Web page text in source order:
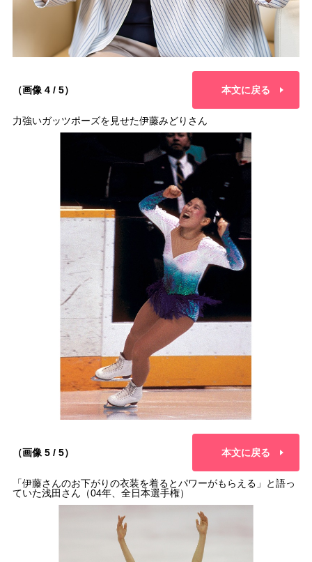
（画像 4 / 5） 本文に戻る
力強いガッツポーズを見せた伊藤みどりさん
（画像 5 / 5） 本文に戻る
「伊藤さんのお下がりの衣装を着るとパワーがもらえる」と語っ
ていた浅田さん（04年、全日本選手権）